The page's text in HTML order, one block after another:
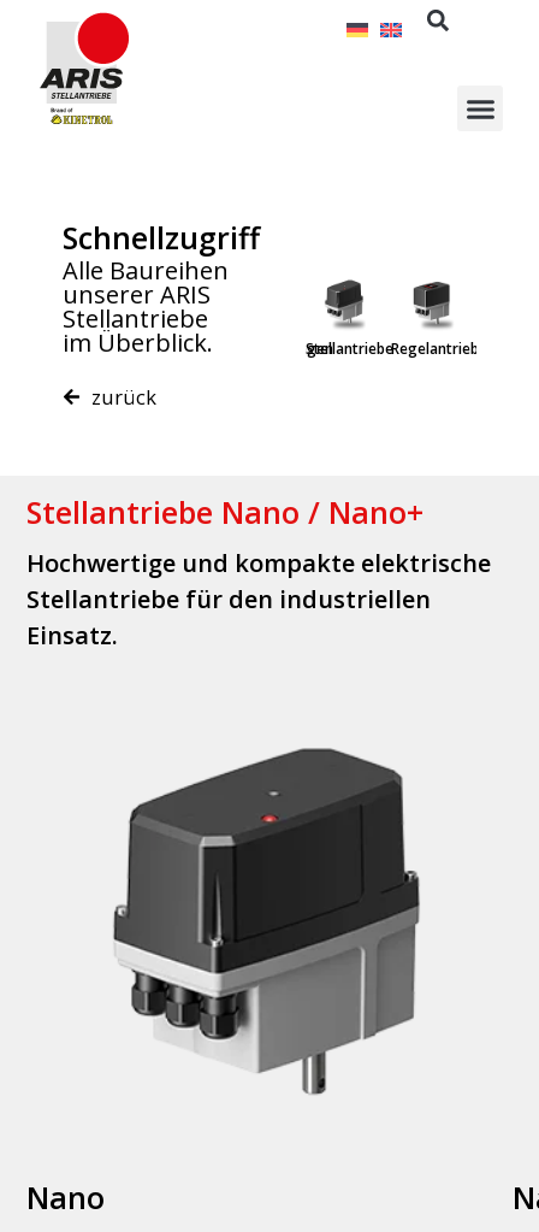
springen
Schnellzugriff
Alle Baureihen
unserer ARIS
Stellantriebe
im Überblick.
zurück
Lineare
SonderlösungenStellantriebeRegelantriebe
Stellantriebe Nano / Nano+
Hochwertige und kompakte elektrische
Stellantriebe für den industriellen
Einsatz.
Nano